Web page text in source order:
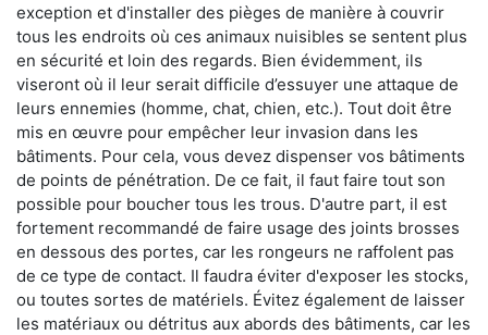
exception et d'installer des pièges de manière à couvrir
tous les endroits où ces animaux nuisibles se sentent plus
en sécurité et loin des regards. Bien évidemment, ils
viseront où il leur serait difficile d’essuyer une attaque de
leurs ennemies (homme, chat, chien, etc.). Tout doit être
mis en œuvre pour empêcher leur invasion dans les
bâtiments. Pour cela, vous devez dispenser vos bâtiments
de points de pénétration. De ce fait, il faut faire tout son
possible pour boucher tous les trous. D'autre part, il est
fortement recommandé de faire usage des joints brosses
en dessous des portes, car les rongeurs ne raffolent pas
de ce type de contact. Il faudra éviter d'exposer les stocks,
ou toutes sortes de matériels. Évitez également de laisser
les matériaux ou détritus aux abords des bâtiments, car les